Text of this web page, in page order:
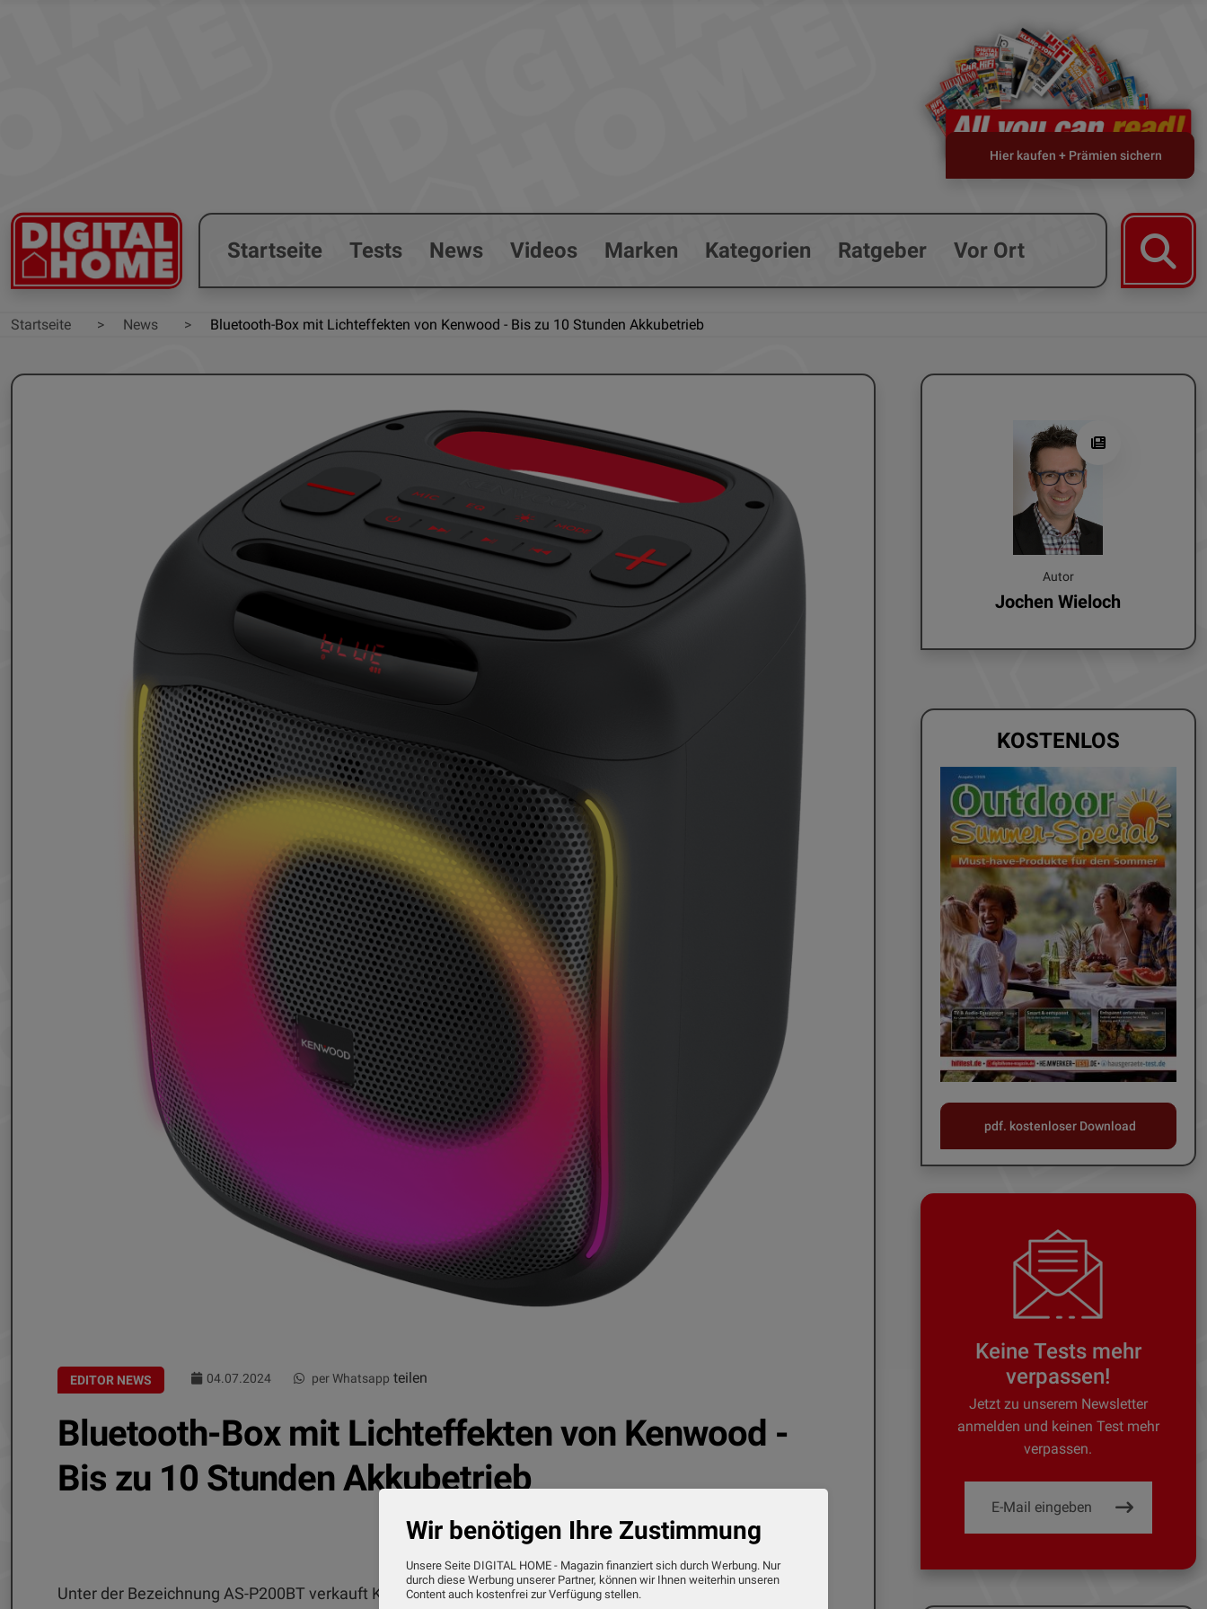
Hier kaufen + Prämien sichern
Startseite Tests News Videos Marken Kategorien Ratgeber Vor Ort
Startseite News Bluetooth-Box mit Lichteffekten von Kenwood - Bis zu 10 Stunden Akkubetrieb
EDITOR NEWS 04.07.2024 per Whatsapp teilen
Bluetooth-Box mit Lichteffekten von Kenwood -
Bis zu 10 Stunden Akkubetrieb
Unter der Bezeichnung AS-P200BT verkauft Kenwood ab sofort einen neuen Bluetooth-Lautsprecher.
Autor
Jochen Wieloch
KOSTENLOS
pdf. kostenloser Download
Keine Tests mehr
verpassen!
Jetzt zu unserem Newsletter
anmelden und keinen Test mehr
verpassen.
Wir benötigen Ihre Zustimmung
Unsere Seite DIGITAL HOME - Magazin finanziert sich durch Werbung. Nur
durch diese Werbung unserer Partner, können wir Ihnen weiterhin unseren
Content auch kostenfrei zur Verfügung stellen.